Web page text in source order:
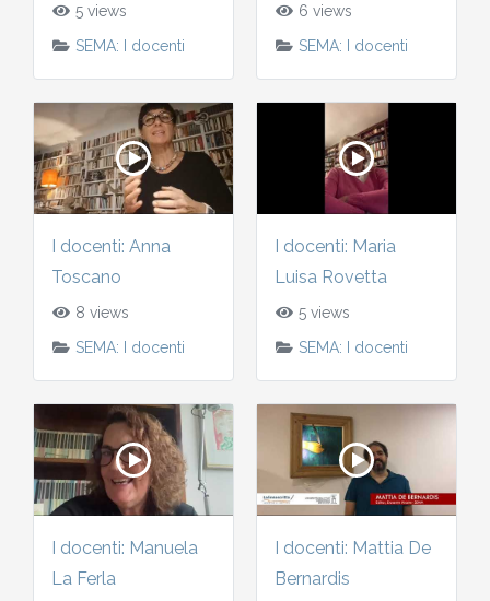
5 views
SEMA: I docenti
6 views
SEMA: I docenti
I docenti: Anna
Toscano
8 views
SEMA: I docenti
I docenti: Maria
Luisa Rovetta
5 views
SEMA: I docenti
I docenti: Manuela
La Ferla
I docenti: Mattia De
Bernardis
2010-2011
2008-2009
2007-2008
2006-2007
2003-2004
2002-2003
2001-2002
Storia: 2015
Storia: 2010